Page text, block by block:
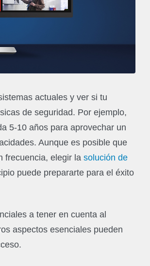
actuales y ver si tu
de seguridad. Por ejemplo,
5-10 años para aprovechar un
Aunque es posible que
frecuencia, elegir la solución de
puede prepararte para el éxito
a tener en cuenta al
aspectos esenciales pueden